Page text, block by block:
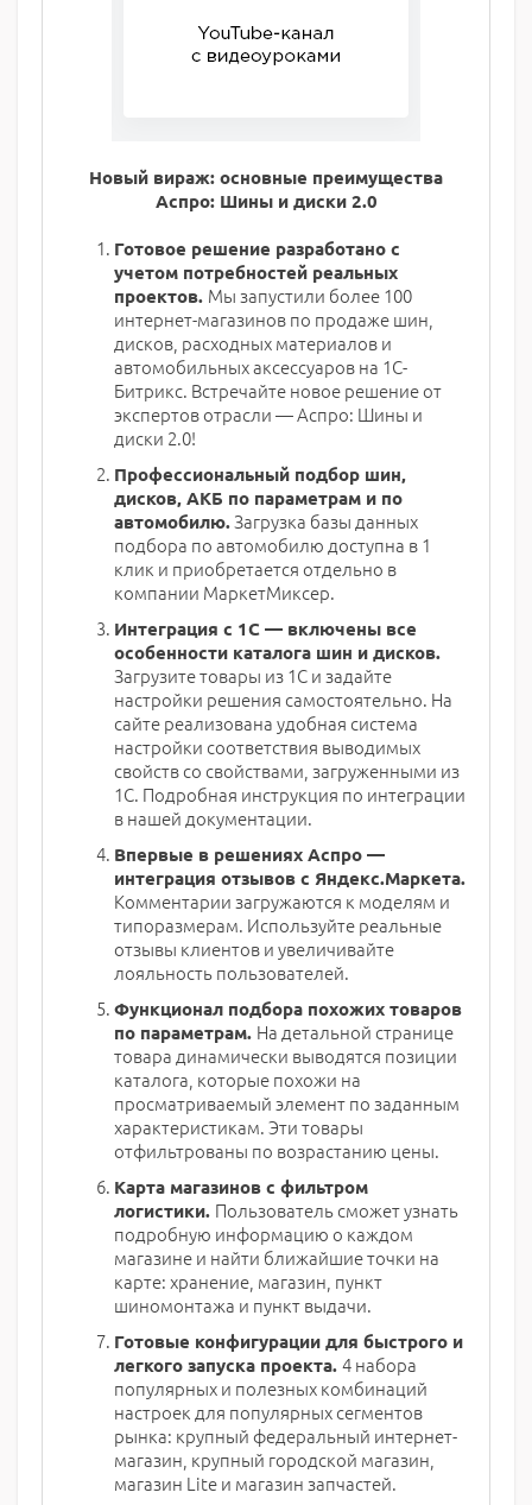
Новый вираж: основные преимущества
Аспро: Шины и диски 2.0
Готовое решение разработано с
учетом потребностей реальных
проектов. Мы запустили более 100
интернет-магазинов по продаже шин,
дисков, расходных материалов и
автомобильных аксессуаров на 1С-
Битрикс. Встречайте новое решение от
экспертов отрасли — Аспро: Шины и
диски 2.0!
Профессиональный подбор шин,
дисков, АКБ по параметрам и по
автомобилю.Загрузка базы данных
подбора по автомобилю доступна в 1
клик и приобретается отдельно в
компании МаркетМиксер.
Интеграция с 1С — включены все
особенности каталога шин и дисков.
Загрузите товары из 1С и задайте
настройки решения самостоятельно. На
сайте реализована удобная система
настройки соответствия выводимых
свойств со свойствами, загруженными из
1С. Подробная инструкция по интеграции
в нашей документации.
Впервые в решениях Аспро —
интеграция отзывов с Яндекс.Маркета.
Комментарии загружаются к моделям и
типоразмерам. Используйте реальные
отзывы клиентов и увеличивайте
лояльность пользователей.
Функционал подбора похожих товаров
по параметрам. На детальной странице
товара динамически выводятся позиции
каталога, которые похожи на
просматриваемый элемент по заданным
характеристикам. Эти товары
отфильтрованы по возрастанию цены.
Карта магазинов с фильтром
логистики. Пользователь сможет узнать
подробную информацию о каждом
магазине и найти ближайшие точки на
карте: хранение, магазин, пункт
шиномонтажа и пункт выдачи.
Готовые конфигурации для быстрого и
легкого запуска проекта. 4 набора
популярных и полезных комбинаций
настроек для популярных сегментов
рынка: крупный федеральный интернет-
магазин, крупный городской магазин,
магазин Lite и магазин запчастей.